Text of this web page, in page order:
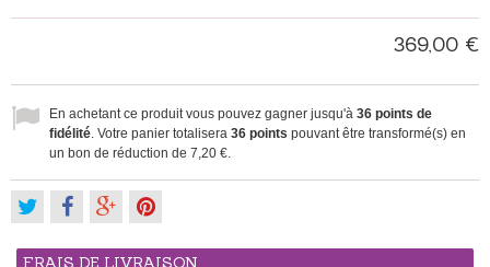
369,00 €
En achetant ce produit vous pouvez gagner jusqu'à 36 points de
fidélité. Votre panier totalisera 36 points pouvant être transformé(s) en
un bon de réduction de 7,20 €.
FRAIS DE LIVRAISON